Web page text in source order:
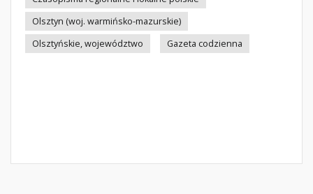
Olsztyn (woj. warmińsko-mazurskie)
Olsztyńskie, województwo
Gazeta codzienna